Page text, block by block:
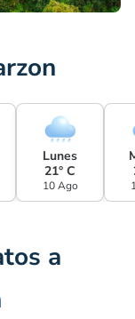
Lunes
21° C
10 Ago
a